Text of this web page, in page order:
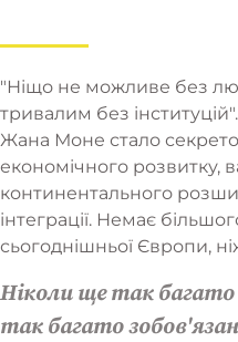
"Ніщо не можливе без
тривалим без
Жана Моне стало
економічного розвитку,
континентального
інтеграції. Немає
сьогоднішньої Європи,
Ніколи ще так багато
так багато